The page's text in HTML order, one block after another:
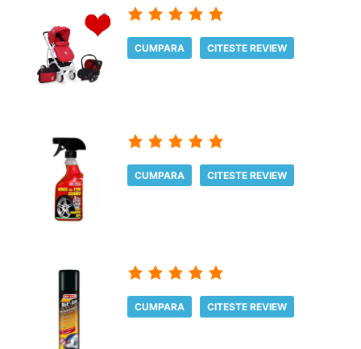
CUMPARA CITESTE REVIEW
CUMPARA CITESTE REVIEW
CUMPARA CITESTE REVIEW